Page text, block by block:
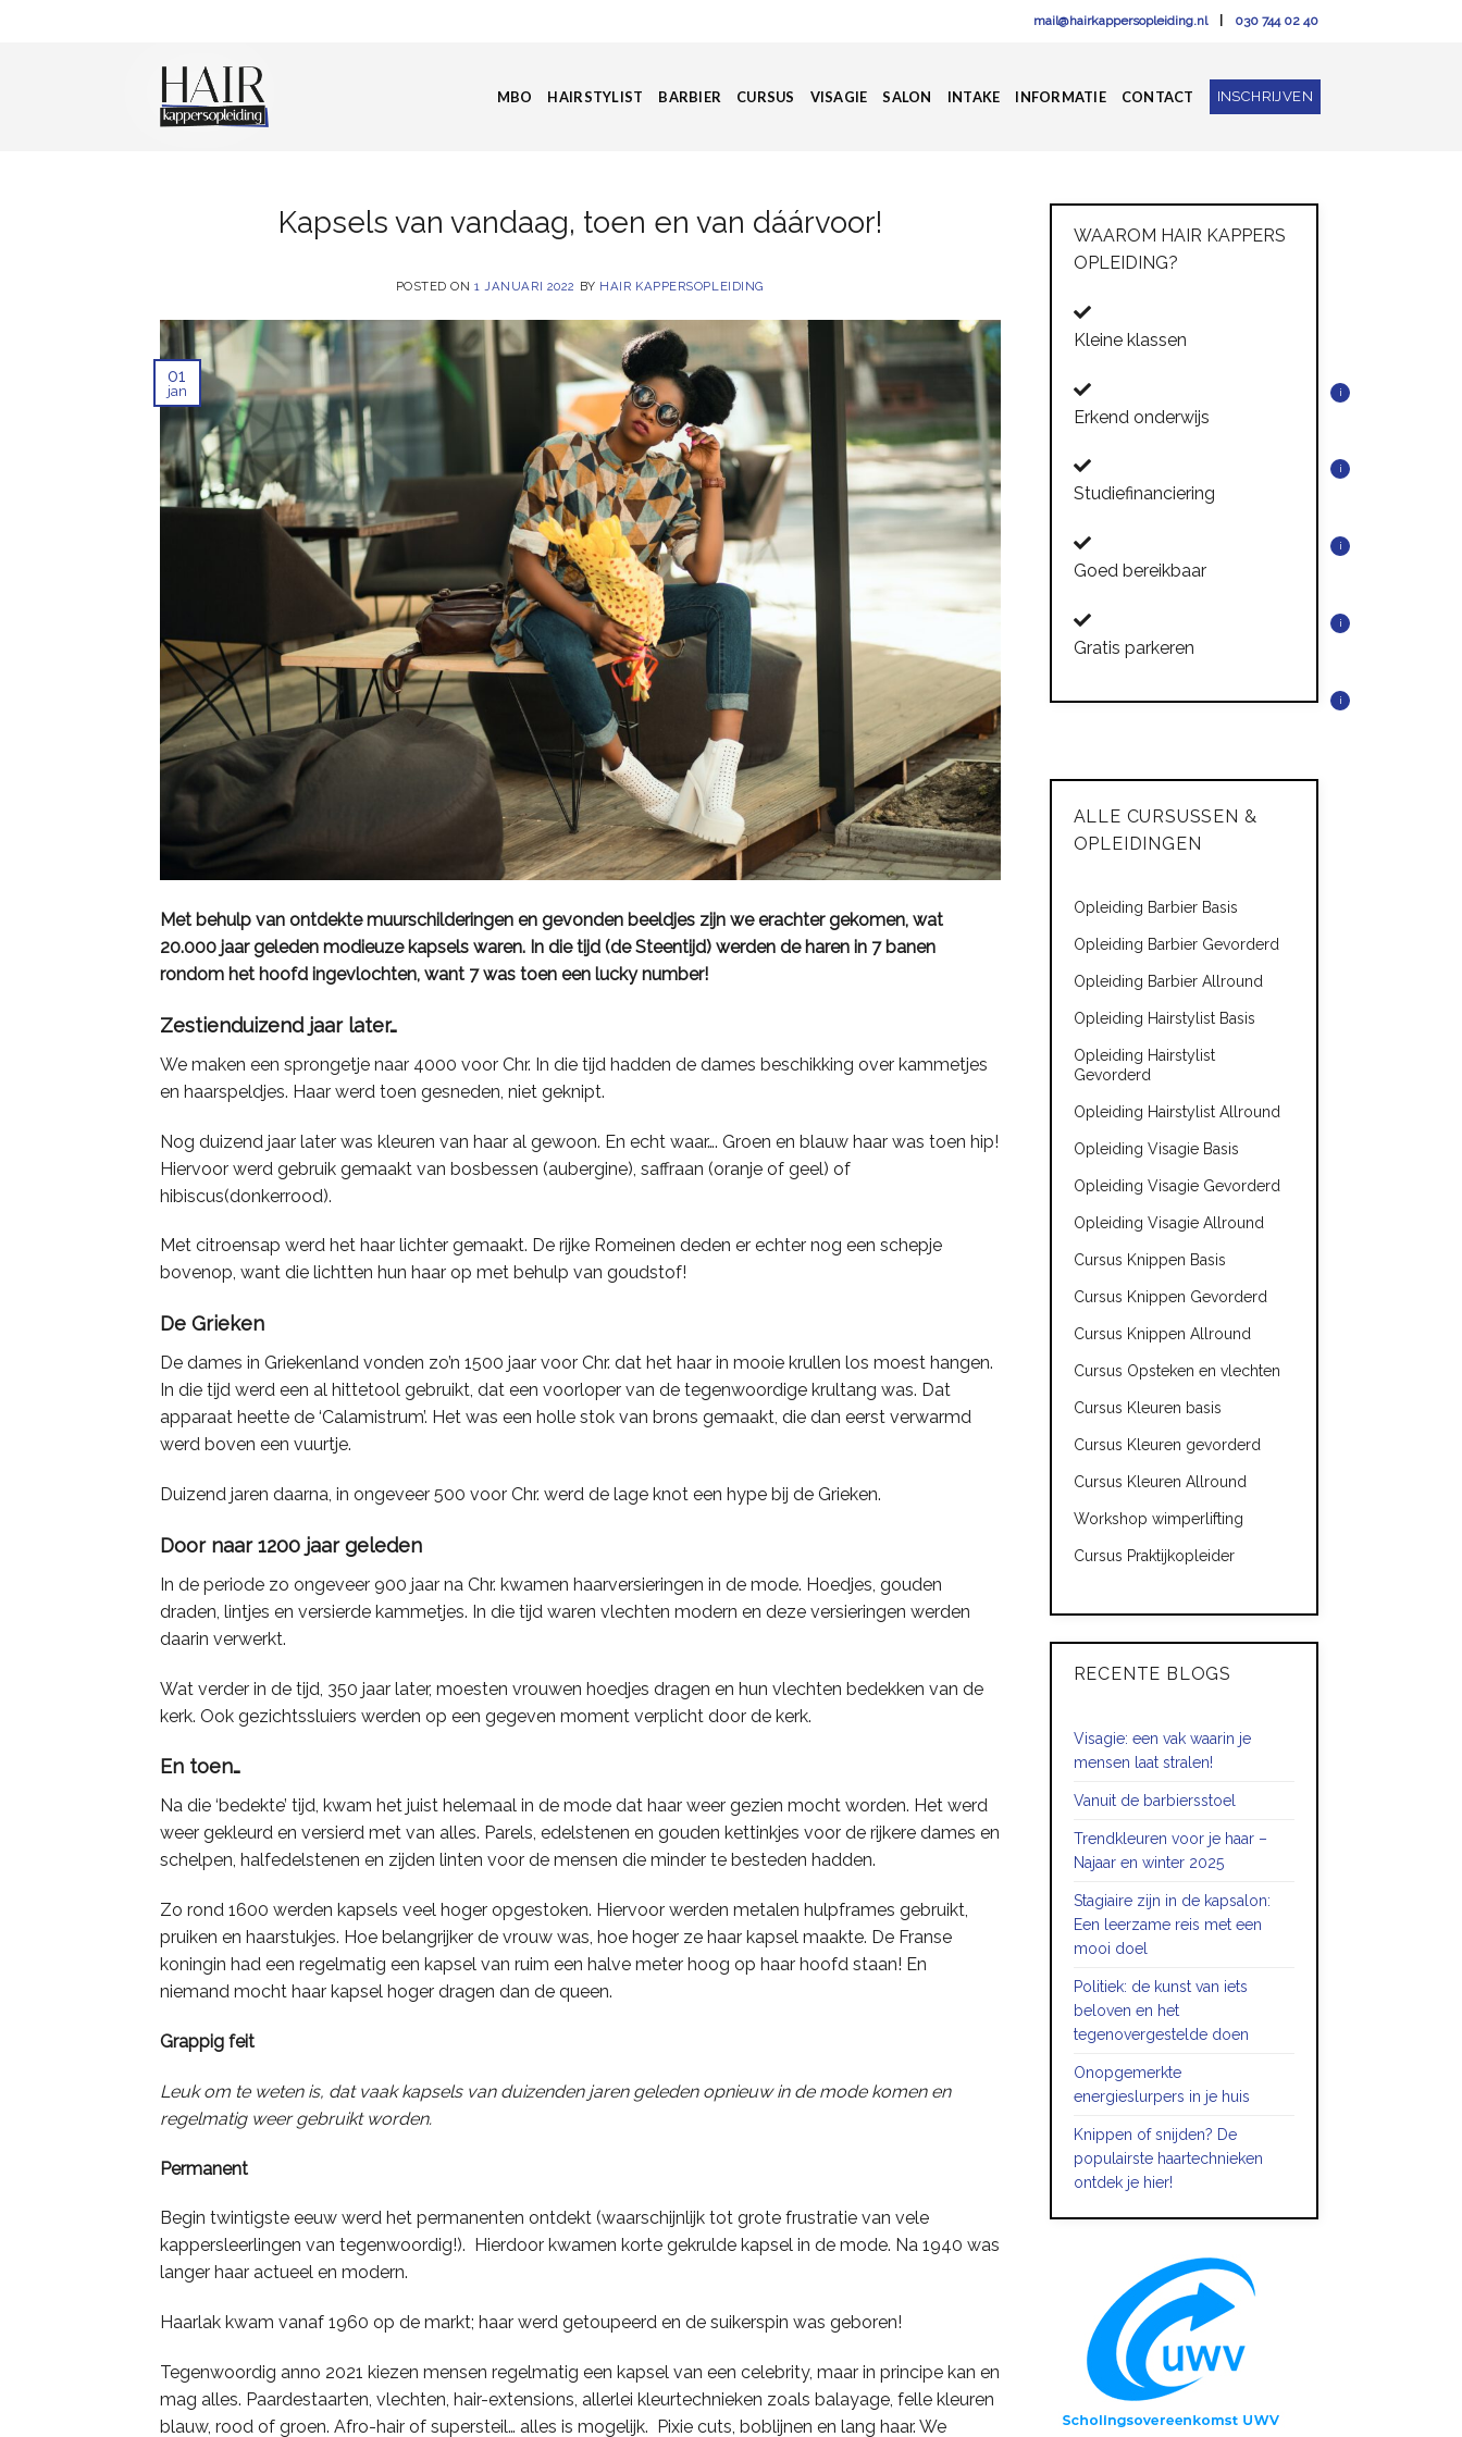
mail@hairkappersopleiding.nl 030 744 02 40
MBO HAIRSTYLIST BARBIER CURSUS VISAGIE SALON INTAKE INFORMATIE CONTACT INSCHRIJVEN
Kapsels van vandaag, toen en van dáárvoor!
POSTED ON1 JANUARI 2022 BY HAIR KAPPERSOPLEIDING
01
jan
Met behulp van ontdekte muurschilderingen en gevonden beeldjes zijn we erachter gekomen, wat
20.000 jaar geleden modieuze kapsels waren. In die tijd (de Steentijd) werden de haren in 7 banen
rondom het hoofd ingevlochten, want 7 was toen een lucky number!
Zestienduizend jaar later…
We maken een sprongetje naar 4000 voor Chr. In die tijd hadden de dames beschikking over kammetjes
en haarspeldjes. Haar werd toen gesneden, niet geknipt.
Nog duizend jaar later was kleuren van haar al gewoon. En echt waar…. Groen en blauw haar was toen hip!
Hiervoor werd gebruik gemaakt van bosbessen (aubergine), saffraan (oranje of geel) of
hibiscus(donkerrood).
Met citroensap werd het haar lichter gemaakt. De rijke Romeinen deden er echter nog een schepje
bovenop, want die lichtten hun haar op met behulp van goudstof!
De Grieken
De dames in Griekenland vonden zo’n 1500 jaar voor Chr. dat het haar in mooie krullen los moest hangen.
In die tijd werd een al hittetool gebruikt, dat een voorloper van de tegenwoordige krultang was. Dat
apparaat heette de ‘Calamistrum’. Het was een holle stok van brons gemaakt, die dan eerst verwarmd
werd boven een vuurtje.
Duizend jaren daarna, in ongeveer 500 voor Chr. werd de lage knot een hype bij de Grieken.
Door naar 1200 jaar geleden
In de periode zo ongeveer 900 jaar na Chr. kwamen haarversieringen in de mode. Hoedjes, gouden
draden, lintjes en versierde kammetjes. In die tijd waren vlechten modern en deze versieringen werden
daarin verwerkt.
Wat verder in de tijd, 350 jaar later, moesten vrouwen hoedjes dragen en hun vlechten bedekken van de
kerk. Ook gezichtssluiers werden op een gegeven moment verplicht door de kerk.
En toen…
Na die ‘bedekte’ tijd, kwam het juist helemaal in de mode dat haar weer gezien mocht worden. Het werd
weer gekleurd en versierd met van alles. Parels, edelstenen en gouden kettinkjes voor de rijkere dames en
schelpen, halfedelstenen en zijden linten voor de mensen die minder te besteden hadden.
Zo rond 1600 werden kapsels veel hoger opgestoken. Hiervoor werden metalen hulpframes gebruikt,
pruiken en haarstukjes. Hoe belangrijker de vrouw was, hoe hoger ze haar kapsel maakte. De Franse
koningin had een regelmatig een kapsel van ruim een halve meter hoog op haar hoofd staan! En
niemand mocht haar kapsel hoger dragen dan de queen.
Grappig feit
Leuk om te weten is, dat vaak kapsels van duizenden jaren geleden opnieuw in de mode komen en
regelmatig weer gebruikt worden.
Permanent
Begin twintigste eeuw werd het permanenten ontdekt (waarschijnlijk tot grote frustratie van vele
kappersleerlingen van tegenwoordig!). Hierdoor kwamen korte gekrulde kapsel in de mode. Na 1940 was
langer haar actueel en modern.
Haarlak kwam vanaf 1960 op de markt; haar werd getoupeerd en de suikerspin was geboren!
Tegenwoordig anno 2021 kiezen mensen regelmatig een kapsel van een celebrity, maar in principe kan en
mag alles. Paardestaarten, vlechten, hair-extensions, allerlei kleurtechnieken zoals balayage, felle kleuren
blauw, rood of groen. Afro-hair of supersteil… alles is mogelijk. Pixie cuts, boblijnen en lang haar. We
WAAROM HAIR KAPPERS
OPLEIDING?
Kleine klassen
i
Erkend onderwijs
i
Studiefinanciering
i
Goed bereikbaar
i
Gratis parkeren
i
ALLE CURSUSSEN &
OPLEIDINGEN
Opleiding Barbier Basis
Opleiding Barbier Gevorderd
Opleiding Barbier Allround
Opleiding Hairstylist Basis
Opleiding Hairstylist
Gevorderd
Opleiding Hairstylist Allround
Opleiding Visagie Basis
Opleiding Visagie Gevorderd
Opleiding Visagie Allround
Cursus Knippen Basis
Cursus Knippen Gevorderd
Cursus Knippen Allround
Cursus Opsteken en vlechten
Cursus Kleuren basis
Cursus Kleuren gevorderd
Cursus Kleuren Allround
Workshop wimperlifting
Cursus Praktijkopleider
RECENTE BLOGS
Visagie: een vak waarin je
mensen laat stralen!
Vanuit de barbiersstoel
Trendkleuren voor je haar –
Najaar en winter 2025
Stagiaire zijn in de kapsalon:
Een leerzame reis met een
mooi doel
Politiek: de kunst van iets
beloven en het
tegenovergestelde doen
Onopgemerkte
energieslurpers in je huis
Knippen of snijden? De
populairste haartechnieken
ontdek je hier!